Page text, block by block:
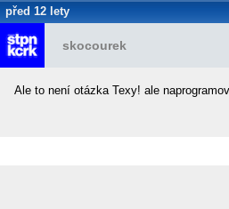
před 12 lety
skocourek
Ale to není otázka Texy! ale